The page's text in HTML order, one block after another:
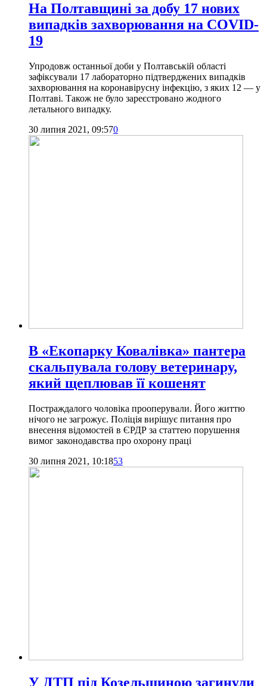
На Полтавщині за добу 17 нових
випадків захворювання на COVID-
19
Упродовж останньої доби у Полтавській області
зафіксували 17 лабораторно підтверджених випадків
захворювання на коронавірусну інфекцію, з яких 12 — у
Полтаві. Також не було зареєстровано жодного
летального випадку.
30 липня 2021, 09:570
В «Екопарку Ковалівка» пантера
скальпувала голову ветеринару,
який щеплював її кошенят
Постраждалого чоловіка прооперували. Його життю
нічого не загрожує. Поліція вирішує питання про
внесення відомостей в ЄРДР за статтею порушення
вимог законодавства про охорону праці
30 липня 2021, 10:1853
У ДТП під Козельщиною загинули